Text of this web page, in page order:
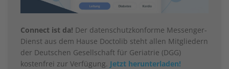
Connect ist da! Der datenschutzkonforme Messenger-
Dienst aus dem Hause Doctolib steht allen Mitgliedern
der Deutschen Gesellschaft für Geriatrie (DGG)
kostenfrei zur Verfügung. Jetzt herunterladen!